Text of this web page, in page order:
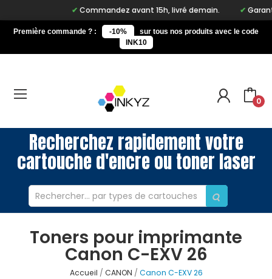
Commandez avant 15h, livré demain.
Première commande ? : -10%
sur tous nos produits avec le code
INK10
0
Recherchez rapidement votre
cartouche d'encre ou toner laser
Toners pour imprimante
Canon C-EXV 26
Accueil CANON Canon C-EXV 26